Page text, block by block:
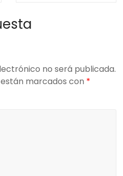
no será publicada.
marcados con *